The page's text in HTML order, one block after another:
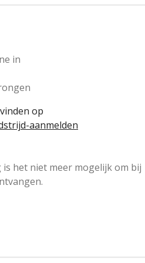
in
op
aanmelden
het niet meer mogelijk om bij